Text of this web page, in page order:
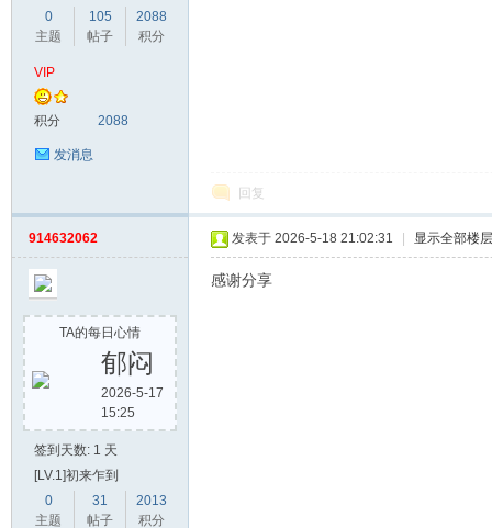
0
主题
105
帖子
2088
积分
VIP
积分 2088
发消息
回复
914632062
TA的每日心情
郁闷
2026-5-17
15:25
签到天数: 1 天
[LV.1]初来乍到
0
主题
31
帖子
2013
积分
发表于 2026-5-18 21:02:31 显示全部楼层
感谢分享